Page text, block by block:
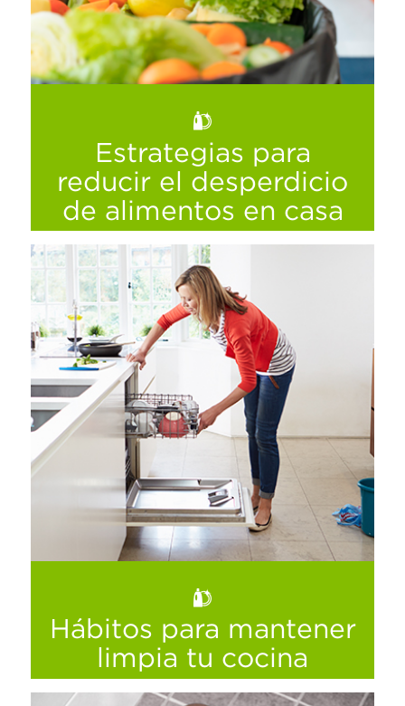
Mantén libre de gérmenes tu sanitario por
más tiempo, te preparamos unos tips muy
Ver más
Estrategias para
reducir el desperdicio
de alimentos en casa
Los desperdicios de comida en casa, mejor
conocidos como basura orgánica, tienen
comiences a utilizarlos desde casa…
Ver más
Hábitos para mantener
limpia tu cocina